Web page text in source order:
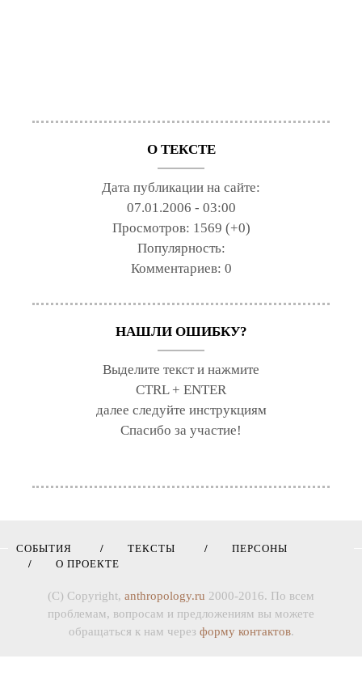
О ТЕКСТЕ
Дата публикации на сайте:
07.01.2006 - 03:00
Просмотров: 1569 (+0)
Популярность:
Комментариев: 0
НАШЛИ ОШИБКУ?
Выделите текст и нажмите
CTRL + ENTER
далее следуйте инструкциям
Спасибо за участие!
СОБЫТИЯ ТЕКСТЫ
ПЕРСОНЫ
О ПРОЕКТЕ
(C) Copyright, anthropology.ru 2000-2016. По всем
проблемам, вопросам и предложениям вы можете
обращаться к нам через форму контактов.